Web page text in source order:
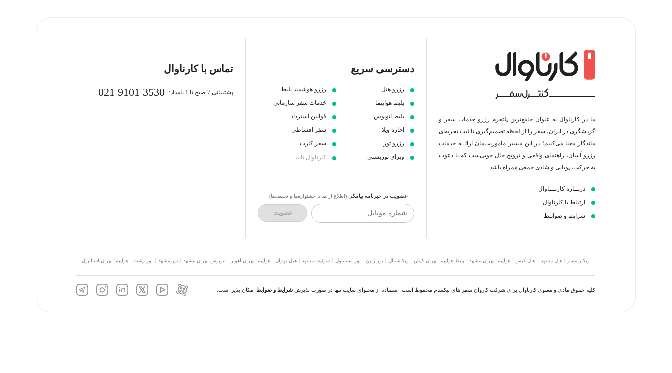
ما در کارناوال به عنوان جامع‌ترین پلتفرم رزرو خدمات سفر و
گردشگری در ایران، سفر را از لحظه‌ تصمیم‌گیری تا ثبت تجربه‌ای
ماندگار معنا می‌کنیم؛ در این مسیر‍ ماموریت‌مان اراﺋــﻪ خدمات
رزرو آسان، راهنمای واقعی و ترویج حال خوبی‌ست که با دعوت
به حرکت، پویایی و شادی جمعی همراه باشد.
دربــاره کارنـــاوال
ارتباط با کارناوال
شرایط و ضوابـط
دسترسی سریع
رزرو هتل
بلیط هواپیما
بلیط اتوبوس
اجاره ویلا
رزرو تور
ویزای توریستی
رزرو هوشمند بلیط
خدمات سفر سازمانی
قوانین استرداد
سفر اقساطی
سفر کارت
کارناوال تایم
عضویت در خبرنامه پیامکی (اطلاع از هدایا جشنواره‌ها و تخفیف‌ها)
شماره موبایل عضویت
تماس با کارناوال
پشتیبانی 7 صبح تا 1 بامداد: 021 9101 3530
ویلا رامسر هتل مشهد هتل کیش هواپیما تهران مشهد بلیط هواپیما تهران کیش ویلا شمال تور ژاپن تور استانبول سوئیت مشهد هتل تهران هواپیما تهران اهواز اتوبوس تهران مشهد تور مشهد تور رشت هواپیما تهران استانبول
کلیه حقوق مادی و معنوی کارناوال برای شرکت کاروان سفر های نیکسام محفوظ است. استفاده از محتوای سایت تنها در صورت پذیرش شرایط و ضوابط امکان پذیر است.